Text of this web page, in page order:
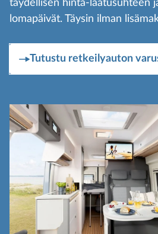
täydellisen hinta-laatusuhteen
lomapäivät. Täysin ilman
Tutustu retkeilyauton